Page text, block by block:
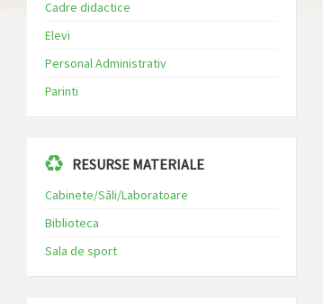
Cadre didactice
Elevi
Personal Administrativ
Parinti
RESURSE MATERIALE
Cabinete/Săli/Laboratoare
Biblioteca
Sala de sport